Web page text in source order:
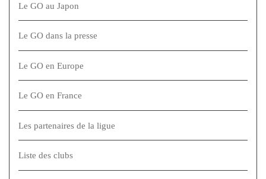
Le GO au Japon
Le GO dans la presse
Le GO en Europe
Le GO en France
Les partenaires de la ligue
Liste des clubs